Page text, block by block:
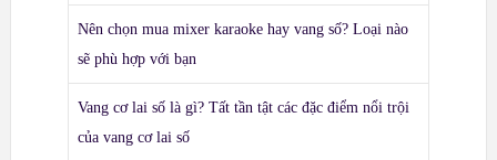
Nên chọn mua mixer karaoke hay vang số? Loại nào
sẽ phù hợp với bạn
Vang cơ lai số là gì? Tất tần tật các đặc điểm nổi trội
của vang cơ lai số